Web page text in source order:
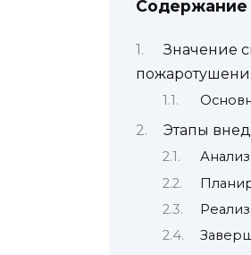
Содержание
Значение
Этапы